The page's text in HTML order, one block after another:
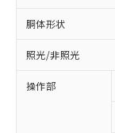
胴体形状
照光/非照光
操作部